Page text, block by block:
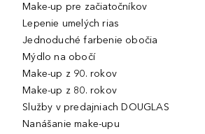
Make-up pre začiatočníkov
Lepenie umelých rias
Jednoduché farbenie obočia
Mýdlo na obočí
Make-up z 90. rokov
Make-up z 80. rokov
Služby v predajniach DOUGLAS
Nanášanie make-upu